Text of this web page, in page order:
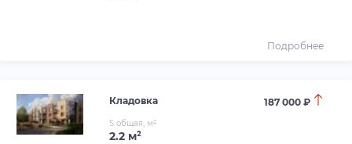
Подробнее
Кладовка 187 000 ₽
S общая, м²
2.2 м²